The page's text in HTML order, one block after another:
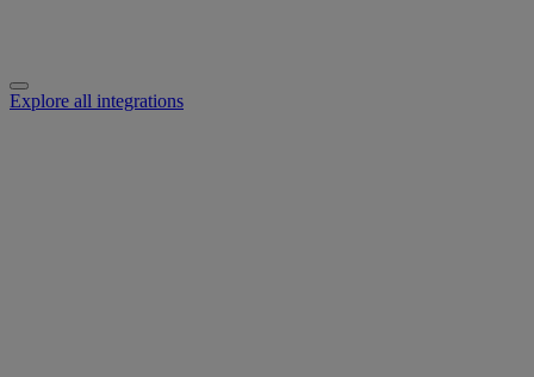
Explore all integrations